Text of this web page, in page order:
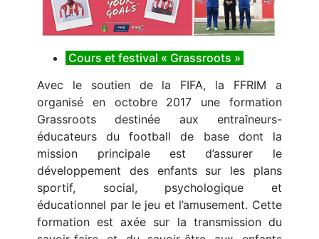
Cours et festival « Grassroots »
Avec le soutien de la FIFA, la FFRIM a
organisé en octobre 2017 une formation
Grassroots destinée aux entraîneurs-
éducateurs du football de base dont la
mission principale est d’assurer le
développement des enfants sur les plans
sportif, social, psychologique et
éducationnel par le jeu et l’amusement. Cette
formation est axée sur la transmission du